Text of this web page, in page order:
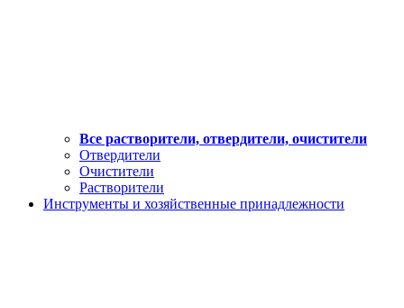
Все растворители, отвердители, очистители
Отвердители
Очистители
Растворители
Инструменты и хозяйственные принадлежности